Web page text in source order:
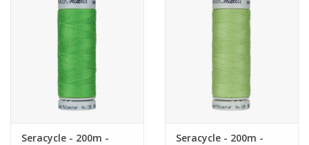
Seracycle - 200m -
Seracycle - 200m -